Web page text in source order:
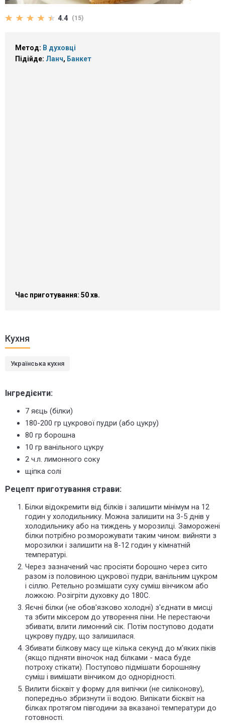
4.4 (15)
Метод: В духовці
Підійде: Ланч, Банкет
Час приготування: 50 хв.
Кухня
Українська кухня
Інгредієнти:
7 яєць (білки)
180-200 гр цукрової пудри (або цукру)
80 гр борошна
10 гр ванільного цукру
2 ч.л. лимонного соку
щіпка солі
Рецепт приготування страви:
Білки відокремити від білків і залишити мінімум на 12
годин у холодильнику. Можна залишити на 3-5 днів у
холодильнику або на тиждень у морозилці. Заморожені
білки потрібно розморожувати таким чином: вийняти з
морозилки і залишити на 8-12 годин у кімнатній
температурі.
Через зазначений час просіяти борошно через сито
разом із половиною цукрової пудри, ванільним цукром
і сіллю. Ретельно розмішати суху суміш вінчиком або
ложкою. Розігріти духовку до 180С.
Яєчні білки (не обов'язково холодні) з'єднати в мисці
та збити міксером до утворення піни. Не перестаючи
збивати, влити лимонний сік. Потім поступово додати
цукрову пудру, що залишилася.
Збивати білкову масу ще кілька секунд до м'яких піків
(якщо підняти віночок над білками - маса буде
потроху стікати). Поступово підмішати борошняну
суміш і вимішати вінчиком до однорідності.
Вилити бісквіт у форму для випічки (не силіконову),
попередньо збризнути її водою. Випікати бісквіт на
білках протягом півгодини за вказаної температури до
готовності.